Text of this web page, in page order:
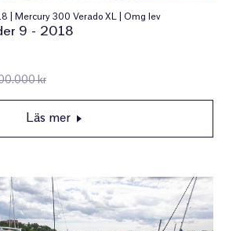
| Mercury 300 Verado XL | Omg lev
9 - 2018
kr
Läs mer